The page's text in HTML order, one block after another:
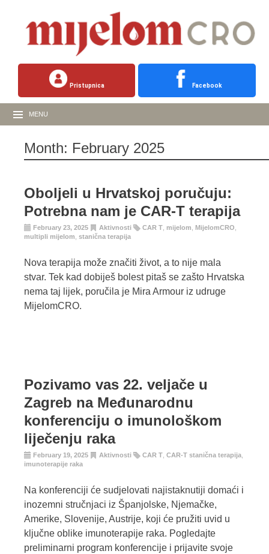
Pristupnica Facebook
MENU
Month: February 2025
Oboljeli u Hrvatskoj poručuju:
Potrebna nam je CAR-T terapija
February 23, 2025 Aktivnosti CAR T mijelom MijelomCRO
multipli mijelom stanična terapija
Nova terapija može značiti život, a to nije mala
stvar. Tek kad dobiješ bolest pitaš se zašto Hrvatska
nema taj lijek, poručila je Mira Armour iz udruge
MijelomCRO.
Pozivamo vas 22. veljače u
Zagreb na Međunarodnu
konferenciju o imunološkom
liječenju raka
February 19, 2025 Aktivnosti CAR T CAR-T stanična terapija
imunoterapije raka
Na konferenciji će sudjelovati najistaknutiji domaći i
inozemni stručnjaci iz Španjolske, Njemačke,
Amerike, Slovenije, Austrije, koji će pružiti uvid u
ključne oblike imunoterapije raka. Pogledajte
preliminarni program konferencije i prijavite svoje